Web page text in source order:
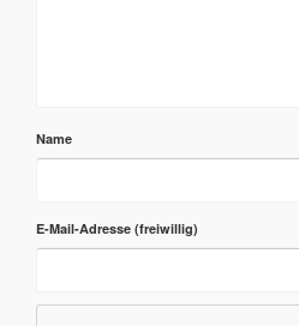
Name
E-Mail-Adresse